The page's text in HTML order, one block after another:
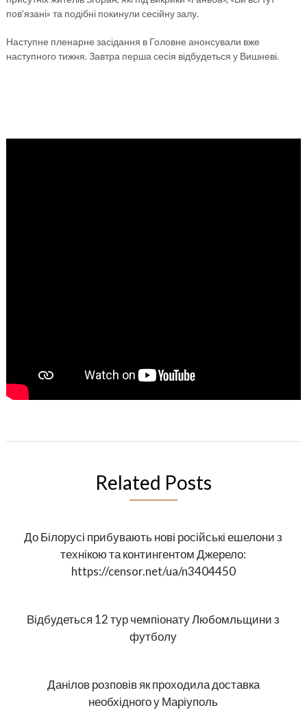
пов’язані» та подібні покинули сесійну залу.
Наступне пленарне засідання в Головне анонсували вже
наступного тижня. Завтра перша сесія відбудеться у Вишневі.
Related Posts
До Білорусі прибувають нові російські ешелони з
технікою та контингентом Джерело:
https://censor.net/ua/n3404450
Відбудеться 12 тур чемпіонату Любомльщини з
футболу
Данілов розповів як проходила доставка
необхідного у Маріуполь